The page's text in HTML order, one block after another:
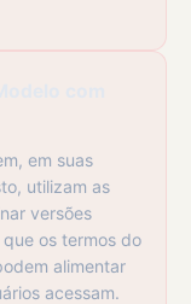
em suas
utilizam as
versões
os termos do
alimentar
acessam.